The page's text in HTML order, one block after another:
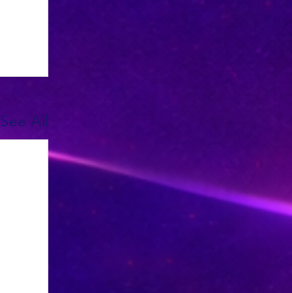
See All